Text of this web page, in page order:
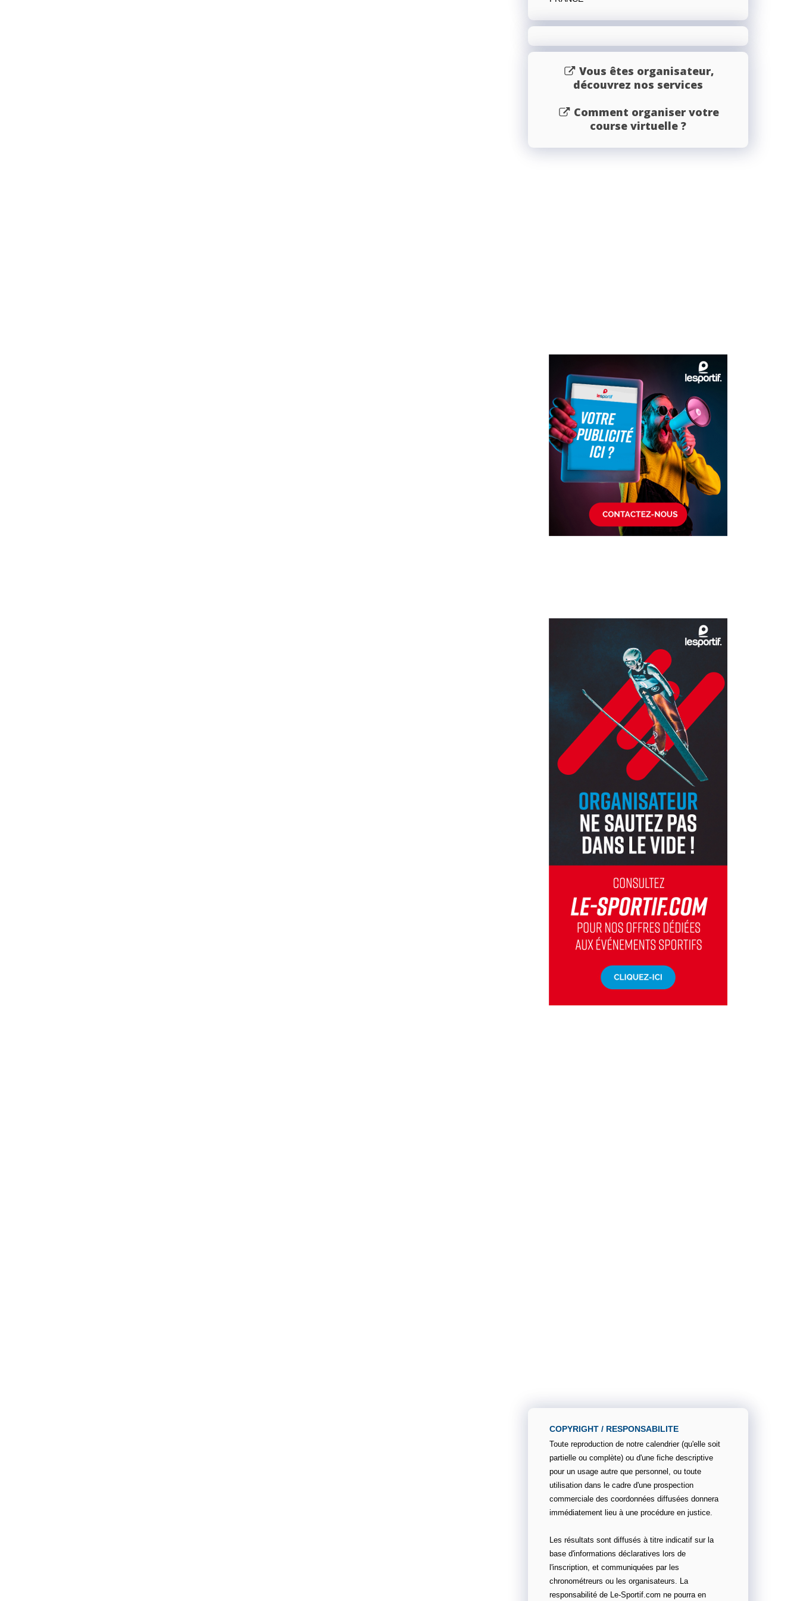
Vous êtes organisateur,
découvrez nos services
Comment organiser votre
course virtuelle ?
COPYRIGHT / RESPONSABILITE
Toute reproduction de notre calendrier (qu'elle soit
partielle ou complète) ou d'une fiche descriptive
pour un usage autre que personnel, ou toute
utilisation dans le cadre d'une prospection
commerciale des coordonnées diffusées donnera
immédiatement lieu à une procédure en justice.
Les résultats sont diffusés à titre indicatif sur la
base d'informations déclaratives lors de
l'inscription, et communiquées par les
chronométreurs ou les organisateurs. La
responsabilité de Le-Sportif.com ne pourra en